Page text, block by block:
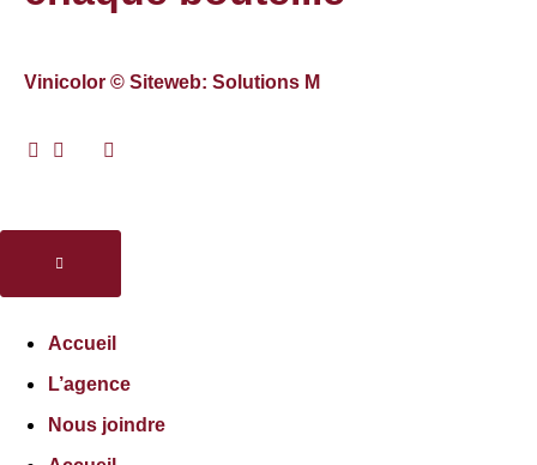
Vinicolor © Siteweb: Solutions M
Accueil
L’agence
Nous joindre